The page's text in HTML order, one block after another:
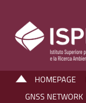
HOMEPAGE
GNSS NETWORK